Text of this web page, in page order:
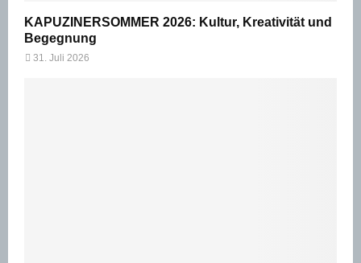
KAPUZINERSOMMER 2026: Kultur, Kreativität und
Begegnung
31. Juli 2026